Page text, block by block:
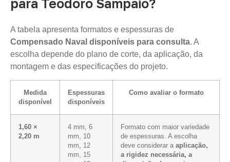
para Teodoro Sampaio?
A tabela apresenta formatos e espessuras de
Compensado Naval disponíveis para consulta. A
escolha depende do plano de corte, da aplicação, da
montagem e das especificações do projeto.
Medida
disponível
Espessuras
disponíveis
Como avaliar o formato
1,60 ×
2,20 m
4 mm, 6
mm, 10
mm, 12
mm, 15
Formato com maior variedade
de espessuras. A escolha
deve considerar a aplicação,
a rigidez necessária, a